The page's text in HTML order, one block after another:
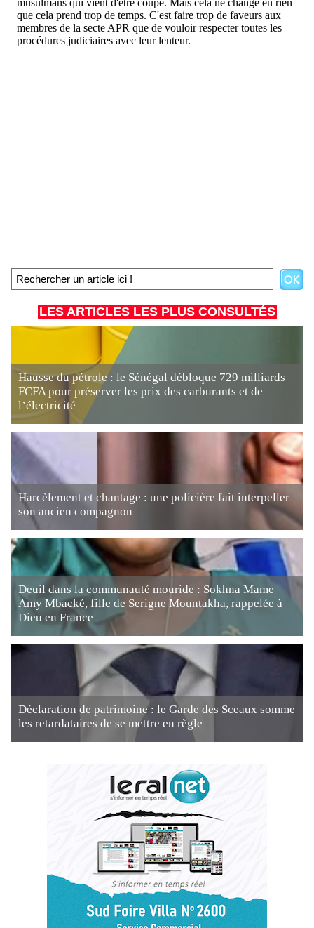
LES ARTICLES LES PLUS CONSULTÉS
Hausse du pétrole : le Sénégal débloque 729 milliards
FCFA pour préserver les prix des carburants et de
l’électricité
Harcèlement et chantage : une policière fait interpeller
son ancien compagnon
Deuil dans la communauté mouride : Sokhna Mame
Amy Mbacké, fille de Serigne Mountakha, rappelée à
Dieu en France
Déclaration de patrimoine : le Garde des Sceaux somme
les retardataires de se mettre en règle